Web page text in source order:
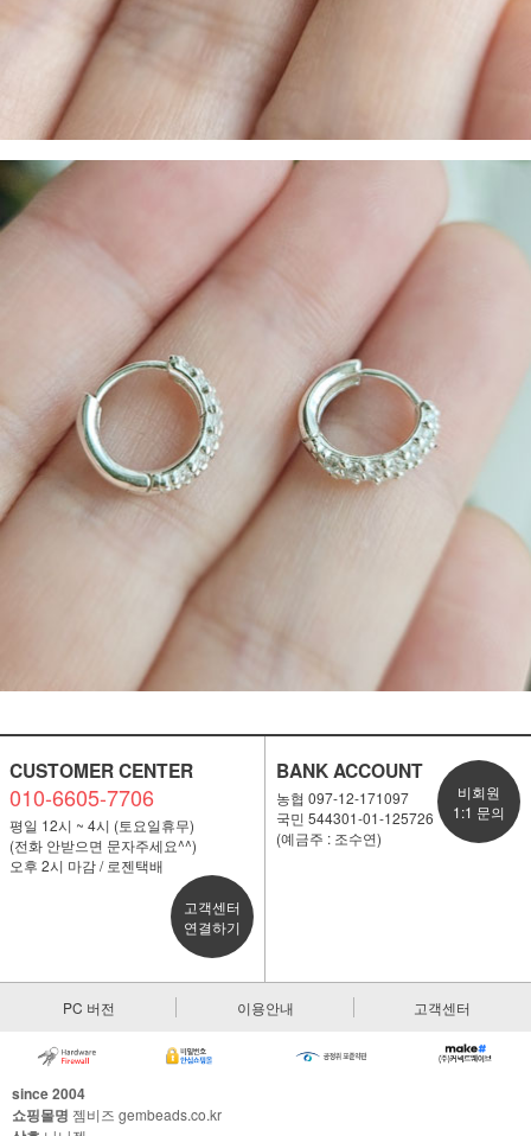
CUSTOMER CENTER
010-6605-7706
평일 12시 ~ 4시 (토요일휴무)
(전화 안받으면 문자주세요^^)
오후 2시 마감 / 로젠택배
고객센터
연결하기
BANK ACCOUNT
농협 097-12-171097
국민 544301-01-125726
(예금주 : 조수연)
비회원
1:1 문의
PC 버전 이용안내 고객센터
since 2004
쇼핑몰명 젬비즈 gembeads.co.kr